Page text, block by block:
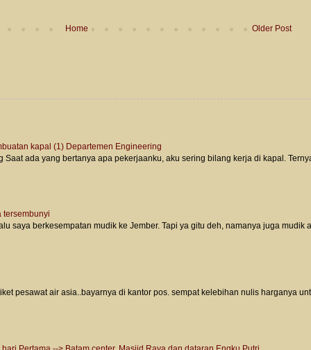
Older Post
Home
kapal (1) Departemen Engineering
Saat ada yang bertanya apa pekerjaanku, aku sering bilang kerja di kapal.
tersembunyi
saya berkesempatan mudik ke Jember. Tapi ya gitu deh, namanya juga mudik
pesawat air asia..bayarnya di kantor pos. sempat kelebihan nulis harganya